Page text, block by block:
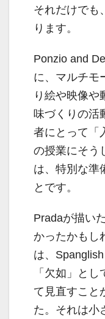
それだけでも
ります。
Ponzio and
に、マルチモ
り絵や映像や
味づくりの活
者にとって「
の授業にそう
は、特別な準
とです。
Pradaが描い
かったかもし
は、
「欠如」と
て見直すこと
た。それは小